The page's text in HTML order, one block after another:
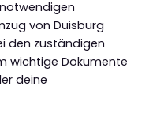
von Duisburg
den zuständigen
wichtige Dokumente
deine